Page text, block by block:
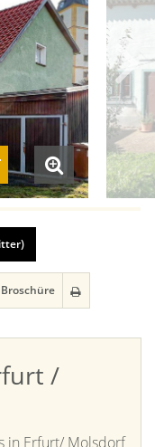
Broschüre
/
in Erfurt/ Molsdorf